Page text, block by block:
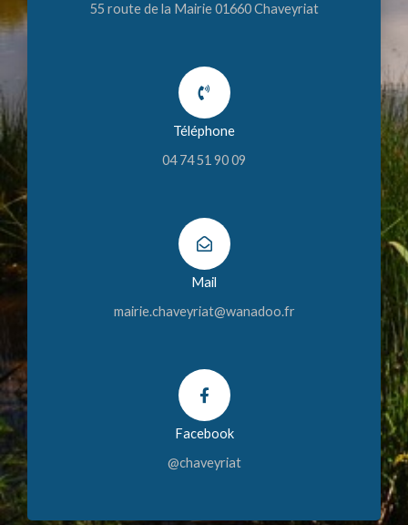
55 route de la Mairie 01660 Chaveyriat
Téléphone
04 74 51 90 09
Mail
mairie.chaveyriat@wanadoo.fr
Facebook
@chaveyriat